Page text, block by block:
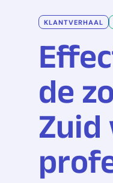
KLANTVERHAAL
de
Zuid